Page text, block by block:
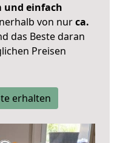
und einfach
von nurca.
das Beste daran
Preisen
erhalten